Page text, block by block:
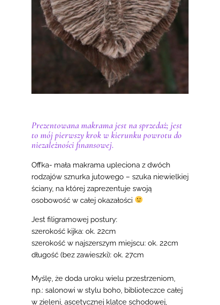
Prezentowana makrama jest na sprzedaż; jest
to mój pierwszy krok w kierunku powrotu do
niezależności finansowej.
Offka- mała makrama upleciona z dwóch
rodzajów sznurka jutowego – szuka niewielkiej
ściany, na której zaprezentuje swoją
osobowość w całej okazałości
Jest filigramowej postury:
szerokość kijka: ok. 22cm
szerokość w najszerszym miejscu: ok. 22cm
długość (bez zawieszki): ok. 27cm
Myślę, że doda uroku wielu przestrzeniom,
np.: salonowi w stylu boho, biblioteczce całej
w zieleni, ascetycznej klatce schodowej,